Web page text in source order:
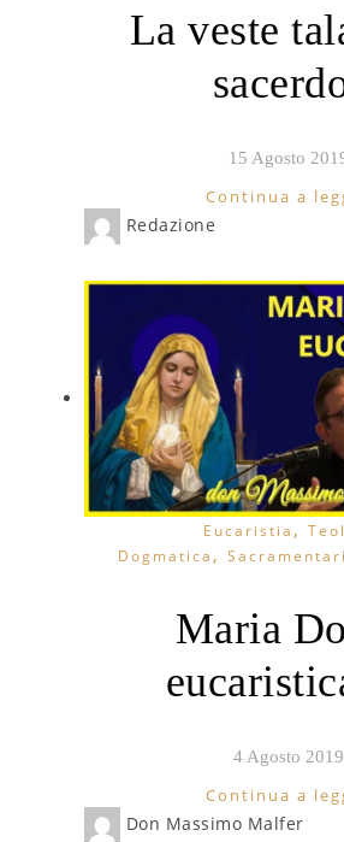
La veste
15 Agosto
Continua a
Redazione
Eucaristia ,
Dogmatica ,
Maria
4 Agosto 2019
Continua a
Don Massimo Malfer